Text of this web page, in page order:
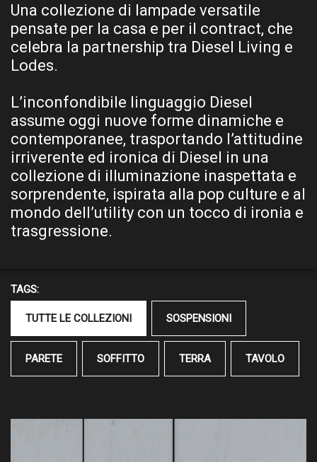
Una collezione di lampade versatile
pensate per la casa e per il contract, che
celebra la partnership tra Diesel Living e
Lodes.
L’inconfondibile linguaggio Diesel
assume oggi nuove forme dinamiche e
contemporanee, trasportando l’attitudine
irriverente ed ironica di Diesel in una
collezione di illuminazione inaspettata e
sorprendente, ispirata alla pop culture e al
mondo dell’utility con un tocco di ironia e
trasgressione.
TAGS:
TUTTE LE COLLEZIONI SOSPENSIONI
PARETE SOFFITTO TERRA TAVOLO